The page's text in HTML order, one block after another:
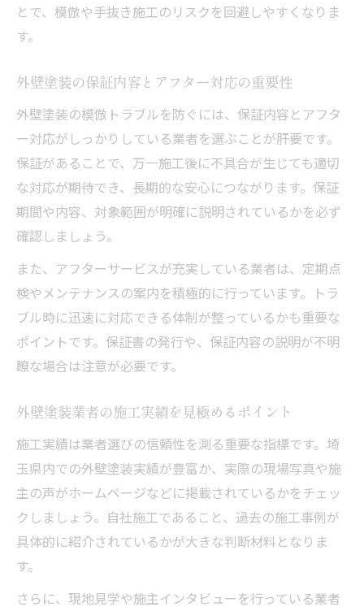
とで、模倣や手抜き施工のリスクを回避しやすくなりま
す。
外壁塗装の保証内容とアフター対応の重要性
外壁塗装の模倣トラブルを防ぐには、保証内容とアフタ
ー対応がしっかりしている業者を選ぶことが肝要です。
保証があることで、万一施工後に不具合が生じても適切
な対応が期待でき、長期的な安心につながります。保証
期間や内容、対象範囲が明確に説明されているかを必ず
確認しましょう。
また、アフターサービスが充実している業者は、定期点
検やメンテナンスの案内を積極的に行っています。トラ
ブル時に迅速に対応できる体制が整っているかも重要な
ポイントです。保証書の発行や、保証内容の説明が不明
瞭な場合は注意が必要です。
外壁塗装業者の施工実績を見極めるポイント
施工実績は業者選びの信頼性を測る重要な指標です。埼
玉県内での外壁塗装実績が豊富か、実際の現場写真や施
主の声がホームページなどに掲載されているかをチェッ
クしましょう。自社施工であること、過去の施工事例が
具体的に紹介されているかが大きな判断材料となりま
す。
さらに、現地見学や施主インタビューを行っている業者